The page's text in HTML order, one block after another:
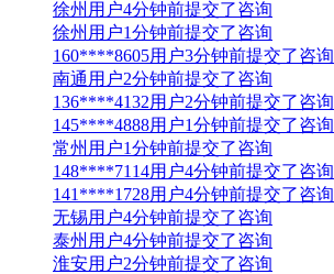
徐州用户4分钟前提交了咨询
徐州用户1分钟前提交了咨询
160****8605用户3分钟前提交了咨询
南通用户2分钟前提交了咨询
136****4132用户2分钟前提交了咨询
145****4888用户1分钟前提交了咨询
常州用户1分钟前提交了咨询
148****7114用户4分钟前提交了咨询
141****1728用户4分钟前提交了咨询
无锡用户4分钟前提交了咨询
泰州用户4分钟前提交了咨询
淮安用户2分钟前提交了咨询